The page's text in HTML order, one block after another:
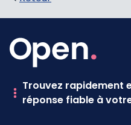
Trouvez rapidement
réponse fiable à